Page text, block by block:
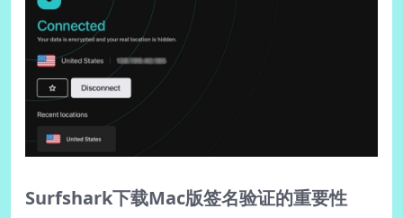
Surfshark下载Mac版签名验证的重要性